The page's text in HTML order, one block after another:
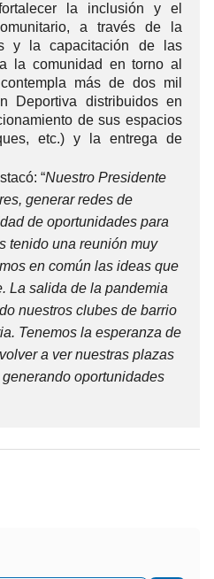
la inclusión y el
a través de la
y la capacitación de las
la comunidad en torno al
más de dos mil
Deportiva distribuidos en
de sus espacios
etc.) y la entrega de
“Nuestro Presidente
generar redes de
de oportunidades para
tenido una reunión muy
en común las ideas que
La salida de la pandemia
nuestros clubes de barrio
Tenemos la esperanza de
a ver nuestras plazas
oportunidades